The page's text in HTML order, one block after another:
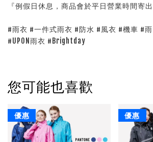
『例假日休息，商品會於平日營業時間寄出
#雨衣 #一件式雨衣 #防水 #風衣 #機車 #雨
#UPON雨衣 #Brightday
您可能也喜歡
優惠 優惠